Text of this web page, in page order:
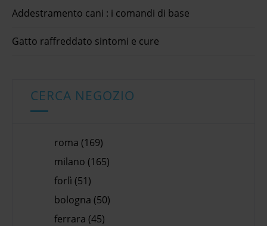
Addestramento cani : i comandi di base
Gatto raffreddato sintomi e cure
CERCA NEGOZIO
roma (169)
milano (165)
forlì (51)
bologna (50)
ferrara (45)